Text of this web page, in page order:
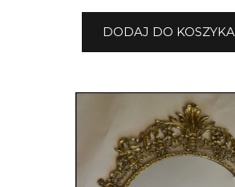
DODAJ DO KOSZYKA